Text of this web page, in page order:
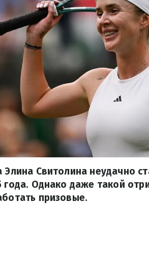
Элина Свитолина неудачно
Однако даже такой
призовые.